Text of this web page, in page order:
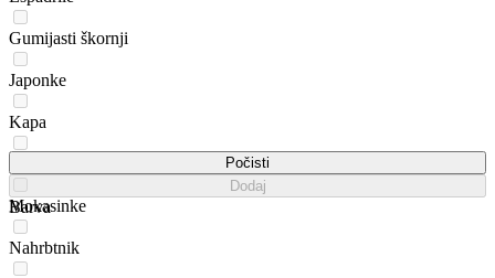
Gumijasti škornji
Japonke
Kapa
Mokasinke
Nahrbtnik
Počisti
Dodaj
Barva